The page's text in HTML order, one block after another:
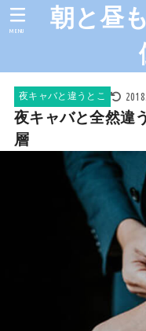
朝と昼
MENU
夜キャバと違うとこ
夜キャバと全然違
層